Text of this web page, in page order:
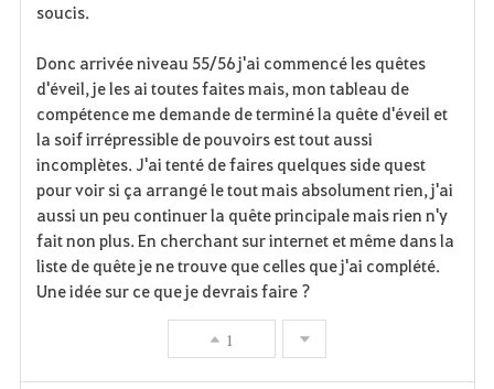
r
i
e
n
soucis.
Donc arrivée niveau 55/56 j'ai commencé les quêtes
d'éveil, je les ai toutes faites mais, mon tableau de
compétence me demande de terminé la quête d'éveil et
la soif irrépressible de pouvoirs est tout aussi
incomplètes. J'ai tenté de faires quelques side quest
pour voir si ça arrangé le tout mais absolument rien, j'ai
aussi un peu continuer la quête principale mais rien n'y
fait non plus. En cherchant sur internet et même dans la
liste de quête je ne trouve que celles que j'ai complété.
Une idée sur ce que je devrais faire ?
1